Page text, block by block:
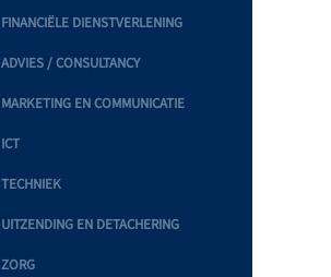
FINANCIËLE DIENSTVERLENING
ADVIES / CONSULTANCY
MARKETING EN COMMUNICATIE
ICT
TECHNIEK
UITZENDING EN DETACHERING
ZORG